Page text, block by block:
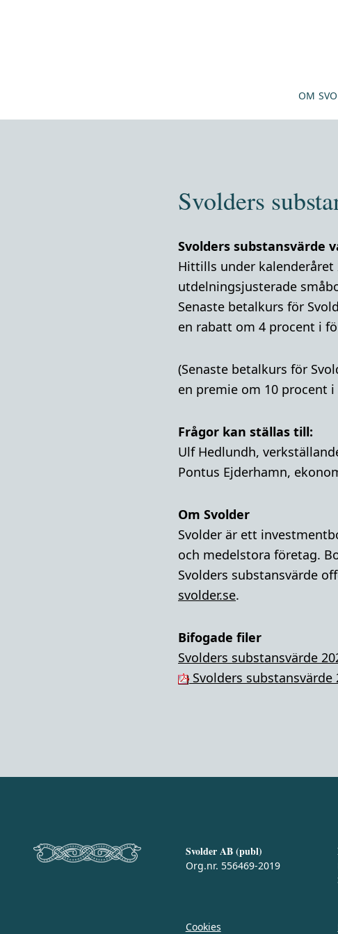
OM
Svolders
Svolders substansvärde
Hittills under kalenderåret
utdelningsjusterade
Senaste betalkurs för
en rabatt om 4 procent i
(Senaste betalkurs för
en premie om 10 procent
Frågor kan ställas till:
Ulf Hedlundh,
Pontus Ejderhamn,
Om Svolder
Svolder är ett
och medelstora företag.
Svolders substansvärde
svolder.se.
Bifogade filer
Svolders substansvärde
Svolders substansvärde
Svolder AB (publ)
Org.nr. 556469-2019
Cookies